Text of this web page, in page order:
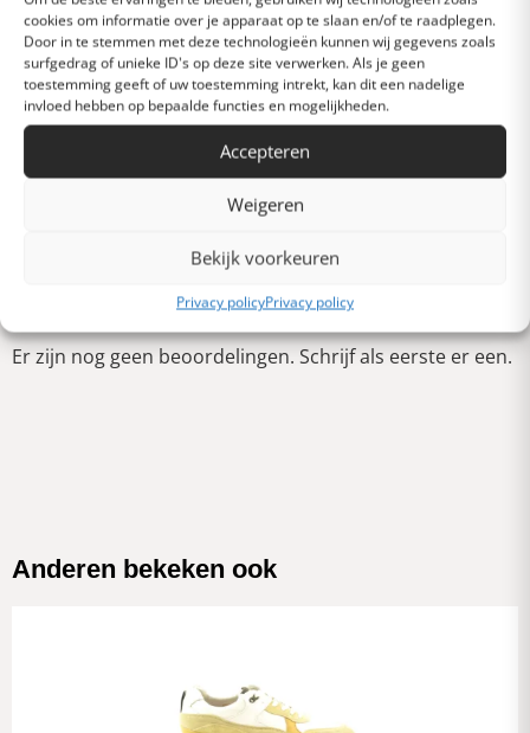
cookies om informatie over je apparaat op te slaan en/of te raadplegen.
Door in te stemmen met deze technologieën kunnen wij gegevens zoals
surfgedrag of unieke ID's op deze site verwerken. Als je geen
toestemming geeft of uw toestemming intrekt, kan dit een nadelige
invloed hebben op bepaalde functies en mogelijkheden.
Accepteren
Weigeren
Bekijk voorkeuren
Privacy policyPrivacy policy
Gemiddeld
Schrijf een review
Er zijn nog geen beoordelingen. Schrijf als eerste er een.
Anderen bekeken ook